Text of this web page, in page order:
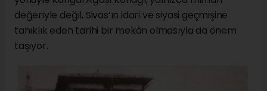
değeriyle değil, Sivas’ın idari ve siyasi geçmişine
tanıklık eden tarihi bir mekân olmasıyla da önem
taşıyor.